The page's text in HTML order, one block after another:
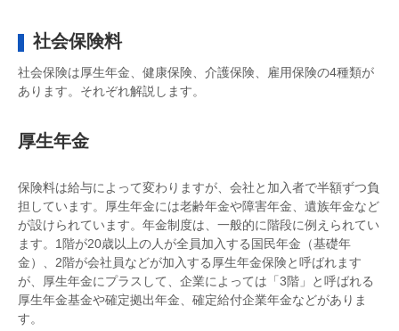
社会保険料
社会保険は厚生年金、健康保険、介護保険、雇用保険の4種類が
あります。それぞれ解説します。
厚生年金
保険料は給与によって変わりますが、会社と加入者で半額ずつ負
担しています。厚生年金には老齢年金や障害年金、遺族年金など
が設けられています。年金制度は、一般的に階段に例えられてい
ます。1階が20歳以上の人が全員加入する国民年金（基礎年
金）、2階が会社員などが加入する厚生年金保険と呼ばれます
が、厚生年金にプラスして、企業によっては「3階」と呼ばれる
厚生年金基金や確定拠出年金、確定給付企業年金などがありま
す。